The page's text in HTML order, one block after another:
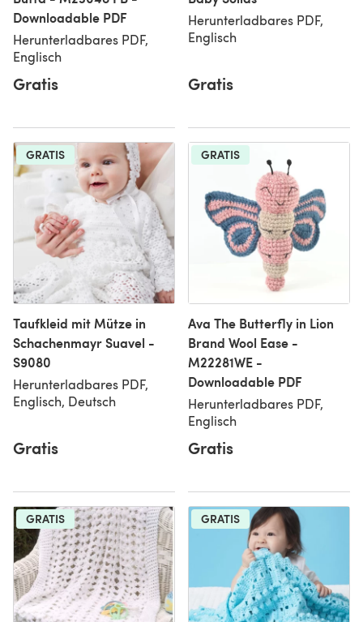
Downloadable PDF
Herunterladbares PDF,
Englisch
Gratis
Herunterladbares PDF,
Englisch
Gratis
GRATIS
Taufkleid mit Mütze in
Schachenmayr Suavel -
S9080
Herunterladbares PDF,
Englisch, Deutsch
Gratis
GRATIS
Ava The Butterfly in Lion
Brand Wool Ease -
M22281WE -
Downloadable PDF
Herunterladbares PDF,
Englisch
Gratis
GRATIS GRATIS